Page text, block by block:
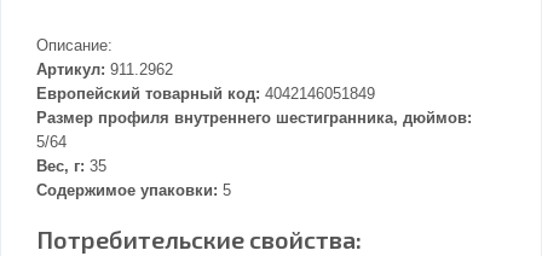
Описание:
Артикул: 911.2962
Европейский товарный код: 4042146051849
Размер профиля внутреннего шестигранника, дюймов:
5/64
Вес, г: 35
Содержимое упаковки: 5
Потребительские свойства: